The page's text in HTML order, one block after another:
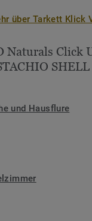
über Tarkett Klick
Naturals Click
und Hausflure